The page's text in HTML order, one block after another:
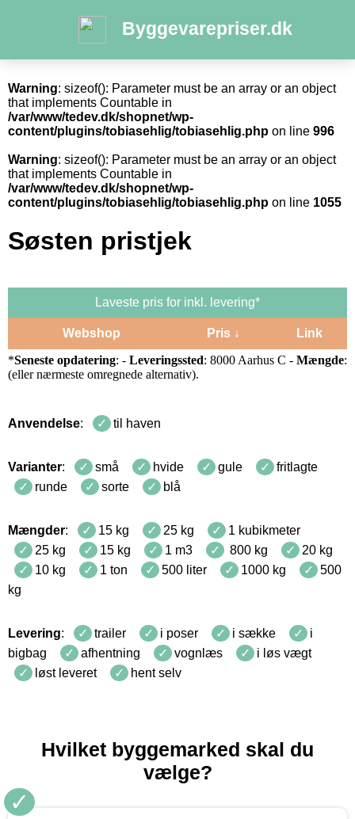
Byggevarepriser.dk
Warning: sizeof(): Parameter must be an array or an object
that implements Countable in
/var/www/tedev.dk/shopnet/wp-
content/plugins/tobiasehlig/tobiasehlig.php on line 996
Warning: sizeof(): Parameter must be an array or an object
that implements Countable in
/var/www/tedev.dk/shopnet/wp-
content/plugins/tobiasehlig/tobiasehlig.php on line 1055
Søsten pristjek
Laveste pris for inkl. levering*
Webshop Pris ↓
Link
*Seneste opdatering: - Leveringssted: 8000 Aarhus C - Mængde:
(eller nærmeste omregnede alternativ).
Anvendelse: til haven
Varianter: små hvide gule
fritlagte
runde
sorte blå
Mængder: 15 kg 25 kg
1 kubikmeter
25 kg
15 kg 1 m3 800 kg
20 kg
10 kg
1 ton 500 liter 1000 kg
500
kg
Levering: trailer i poser i sække
i
bigbag
afhentning vognlæs
i løs vægt
løst leveret
hent selv
Hvilket byggemarked skal du
vælge?
✓